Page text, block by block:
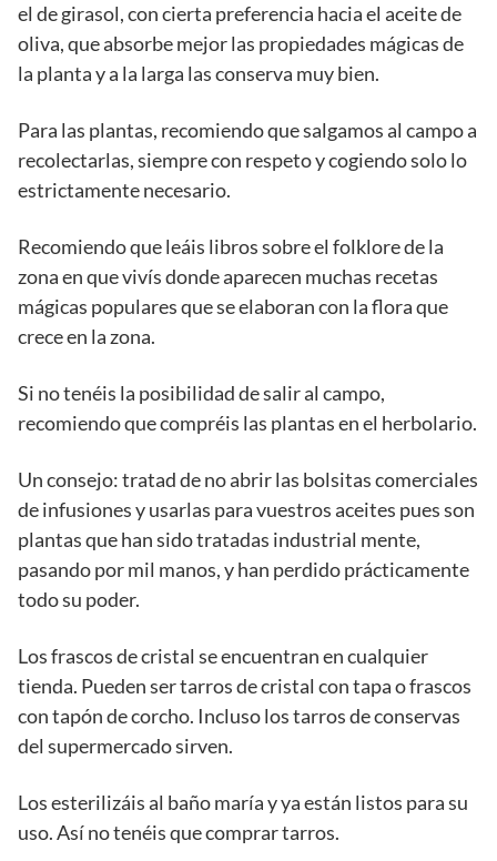
el de girasol, con cierta preferencia hacia el aceite de
oliva, que absorbe mejor las propiedades mágicas de
la planta y a la larga las conserva muy bien.
Para las plantas, recomiendo que salgamos al campo a
recolectarlas, siempre con respeto y cogiendo solo lo
estrictamente necesario.
Recomiendo que leáis libros sobre el folklore de la
zona en que vivís donde aparecen muchas recetas
mágicas populares que se elaboran con la flora que
crece en la zona.
Si no tenéis la posibilidad de salir al campo,
recomiendo que compréis las plantas en el herbolario.
Un consejo: tratad de no abrir las bolsitas comerciales
de infusiones y usarlas para vuestros aceites pues son
plantas que han sido tratadas industrial mente,
pasando por mil manos, y han perdido prácticamente
todo su poder.
Los frascos de cristal se encuentran en cualquier
tienda. Pueden ser tarros de cristal con tapa o frascos
con tapón de corcho. Incluso los tarros de conservas
del supermercado sirven.
Los esterilizáis al baño maría y ya están listos para su
uso. Así no tenéis que comprar tarros.